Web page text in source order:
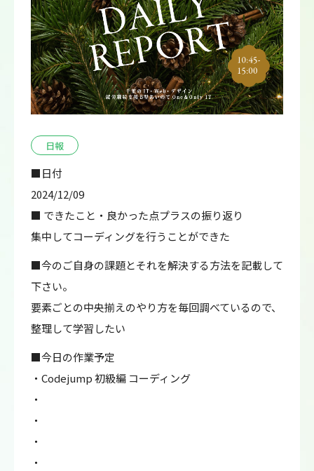
日報
■日付
2024/12/09
■ できたこと・良かった点プラスの振り返り
集中してコーディングを行うことができた
■今のご自身の課題とそれを解決する方法を記載して
下さい。
要素ごとの中央揃えのやり方を毎回調べているので、
整理して学習したい
■今日の作業予定
・Codejump 初級編 コーディング
・
・
・
・